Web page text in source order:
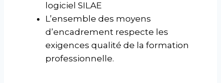
logiciel SILAE
L’ensemble des moyens
d’encadrement respecte les
exigences qualité de la formation
professionnelle.